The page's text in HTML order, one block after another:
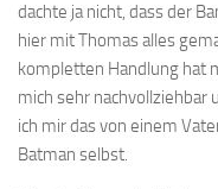
dachte ja nicht, dass der
hier mit Thomas alles
kompletten Handlung hat
mich sehr nachvollziehbar
ich mir das von einem
Batman selbst.